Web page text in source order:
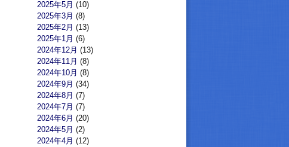
2025年5月 (10)
2025年3月 (8)
2025年2月 (13)
2025年1月 (6)
2024年12月 (13)
2024年11月 (8)
2024年10月 (8)
2024年9月 (34)
2024年8月 (7)
2024年7月 (7)
2024年6月 (20)
2024年5月 (2)
2024年4月 (12)